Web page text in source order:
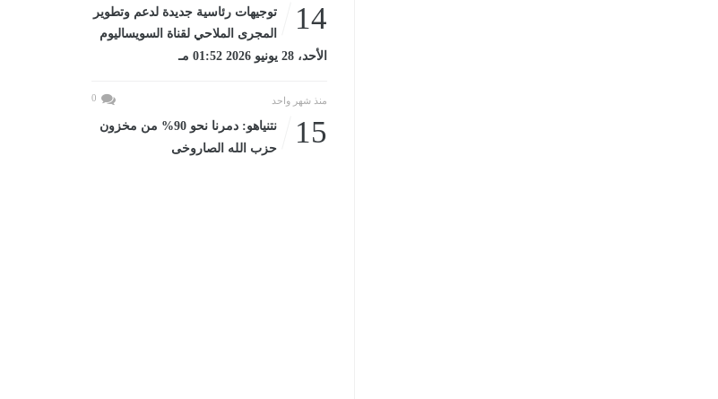
14
توجيهات رئاسية جديدة لدعم وتطوير
المجرى الملاحي لقناة السويساليوم
الأحد، 28 يونيو 2026 01:52 مـ
منذ شهر واحد 0
15
نتنياهو: دمرنا نحو 90% من مخزون
حزب الله الصاروخى